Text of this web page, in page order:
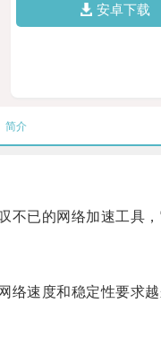
安卓下载
简介
已的网络加速工具，
速度和稳定性要求越